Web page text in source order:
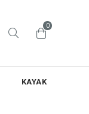
0
KAYAK